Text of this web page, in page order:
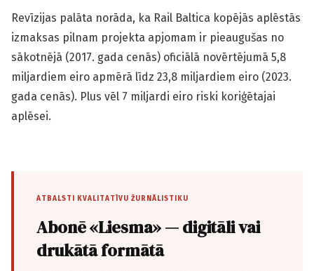
Revīzijas palāta norāda, ka Rail Baltica kopējās aplēstās
izmaksas pilnam projekta apjomam ir pieaugušas no
sākotnējā (2017. gada cenās) oficiālā novērtējumā 5,8
miljardiem eiro apmērā līdz 23,8 miljardiem eiro (2023.
gada cenās). Plus vēl 7 miljardi eiro riski koriģētajai
aplēsei.
ATBALSTI KVALITATĪVU ŽURNĀLISTIKU
Abonē «Liesma» — digitāli vai
drukātā formātā